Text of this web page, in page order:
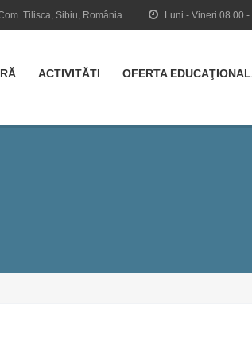
Luni - Vineri 08.00 -
Tilisca, Sibiu, România
ACTIVITĂTI OFERTA